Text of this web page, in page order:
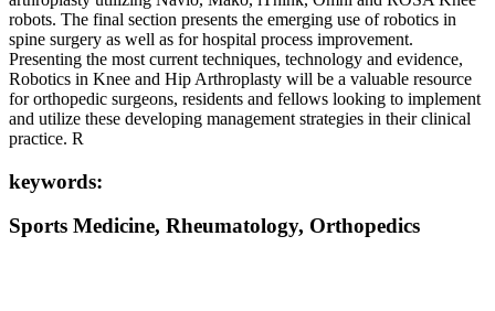
robots. The final section presents the emerging use of robotics in
spine surgery as well as for hospital process improvement.
Presenting the most current techniques, technology and evidence,
Robotics in Knee and Hip Arthroplasty will be a valuable resource
for orthopedic surgeons, residents and fellows looking to implement
and utilize these developing management strategies in their clinical
practice. R
keywords:
Sports Medicine, Rheumatology, Orthopedics